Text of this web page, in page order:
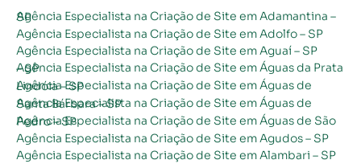
Agência Especialista na Criação de Site em Adamantina – SP
Agência Especialista na Criação de Site em Adolfo – SP
Agência Especialista na Criação de Site em Aguaí – SP
Agência Especialista na Criação de Site em Águas da Prata – SP
Agência Especialista na Criação de Site em Águas de Lindóia – SP
Agência Especialista na Criação de Site em Águas de Santa Bárbara – SP
Agência Especialista na Criação de Site em Águas de São Pedro – SP
Agência Especialista na Criação de Site em Agudos – SP
Agência Especialista na Criação de Site em Alambari – SP